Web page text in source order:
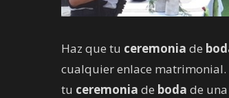
Haz que tu ceremonia de
cualquier enlace matrimonial.
tu ceremonia de boda de